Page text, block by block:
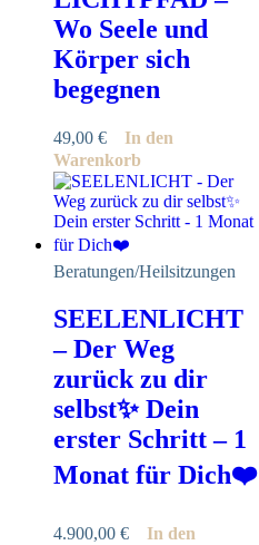
Wo Seele und
Körper sich
begegnen
49,00 €
In den
Warenkorb
Beratungen/Heilsitzungen
SEELENLICHT
– Der Weg
zurück zu dir
selbst✨ Dein
erster Schritt – 1
Monat für Dich❤️
4.900,00 €
In den